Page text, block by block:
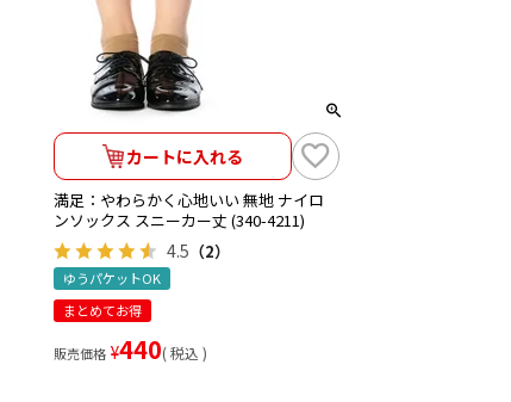
カートに入れる
満足：やわらかく心地いい 無地 ナイロ
ンソックス スニーカー丈 (340-4211)
4.5 （2）
ゆうパケットOK
まとめてお得
販売価格 ¥440 税込